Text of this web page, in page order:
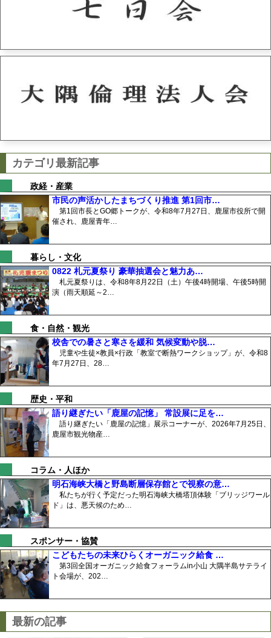
カテゴリ最新記事
政経・産業
市民の声活かしたまちづくり推進 第1回市…
第1回市長とGO郷トークが、令和8年7月27日、鹿屋市役所で開
催され、鹿屋青年…
暮らし・文化
0822 札元夏祭り 豪華抽選会と魅力あ…
札元夏祭りは、令和8年8月22日（土）午後4時開場、午後5時開
演（雨天順延～2…
食・自然・観光
校舎での暑さと寒さを緩和 気候変動や脱…
児童や生徒×教員×行政「教室で断熱ワークショップ」が、令和8
年7月27日、28…
歴史・平和
語り継ぎたい「鹿屋の記憶」 常設展に足を…
語り継ぎたい「鹿屋の記憶」展示コーナーが、2026年7月25日、
鹿屋市観光物産…
コラム・人ほか
明石海峡大橋と野島断層保存館とで視察の意…
私たちが行く予定だった明石海峡大橋塔頂体験「ブリッジワール
ド」は、悪天候のため…
スポンサー・協賛
こどもたちの未来ひらくオーガニック給食 …
第3回全国オーガニック給食フォーラムin小山 大隅半島サテライ
ト会場が、202…
最新の記事